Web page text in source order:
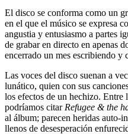
El disco se conforma como un
en el que el músico se expresa
angustia y entusiasmo a partes
de grabar en directo en apenas
encerrado un mes escribiendo y
Las voces del disco suenan a
lunático, quien con sus
los efectos de un hechizo. Entre
podríamos citar Refugee & the
al álbum; parecen heridas auto-
llenos de desesperación